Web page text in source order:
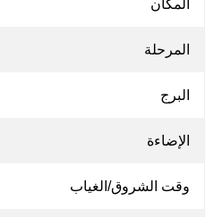
المكان
المرحلة
البرج
الإضاءة
وقت الشروق/الغياب